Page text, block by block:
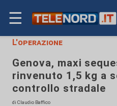
☰
L'operazione
Genova, maxi
rinvenuto 1,5 kg a
controllo stradale
di Claudio Baffico